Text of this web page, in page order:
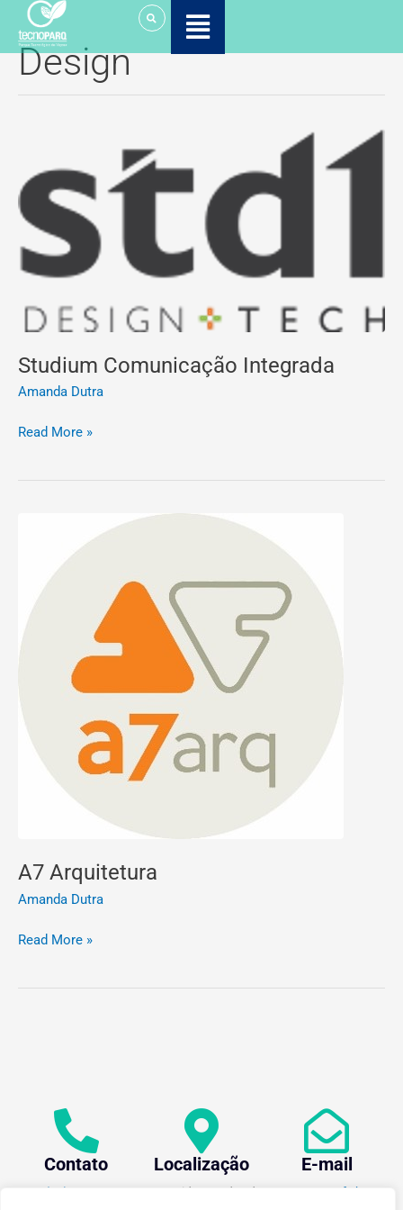
para
o
conteúdo
Design
Studium Comunicação Integrada
Amanda Dutra
Integrada
Read More »
A7 Arquitetura
Amanda Dutra
Arquitetura
Read More »
Contato
+55 (31) 3612-1281
Localização
Av. Oraida Mendes de
E-mail
centev@ufv.br